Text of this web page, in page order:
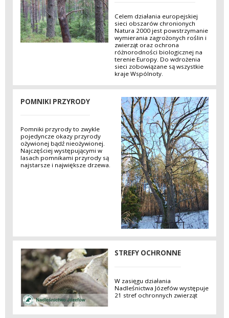
Celem działania europejskiej
sieci obszarów chronionych
Natura 2000 jest powstrzymanie
wymierania zagrożonych roślin i
zwierząt oraz ochrona
różnorodności biologicznej na
terenie Europy. Do wdrożenia
sieci zobowiązane są wszystkie
kraje Wspólnoty.
POMNIKI PRZYRODY
Pomniki przyrody to zwykle
pojedyncze okazy przyrody
ożywionej bądź nieożywionej.
Najczęściej występującymi w
lasach pomnikami przyrody są
najstarsze i największe drzewa.
STREFY OCHRONNE
W zasięgu działania
Nadleśnictwa Józefów występuje
21 stref ochronnych zwierząt